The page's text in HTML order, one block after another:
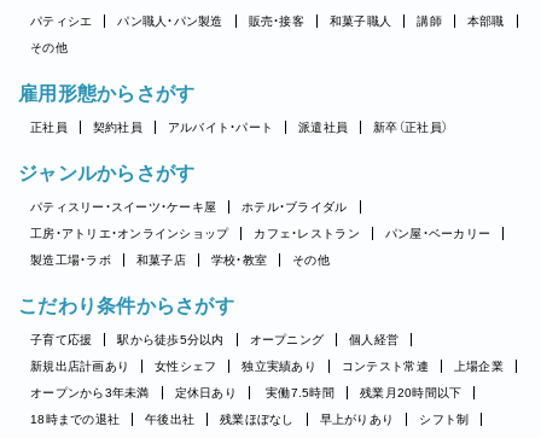
パティシエ パン職人・パン製造 販売・接客 和菓子職人 講師
本部職
その他
雇用形態からさがす
正社員 契約社員 アルバイト・パート 派遣社員 新卒（正社員）
ジャンルからさがす
パティスリー・スイーツ・ケーキ屋
ホテル・ブライダル
工房・アトリエ・オンラインショップ
カフェ・レストラン
パン屋・ベーカリー
製造工場・ラボ
和菓子店 学校・教室 その他
こだわり条件からさがす
子育て応援 駅から徒歩5分以内 オープニング
個人経営
新規出店計画あり
女性シェフ 独立実績あり コンテスト常連
上場企業
オープンから3年未満
定休日あり 実働7.5時間
残業月20時間以下
18時までの退社
午後出社 残業ほぼなし 早上がりあり
シフト制